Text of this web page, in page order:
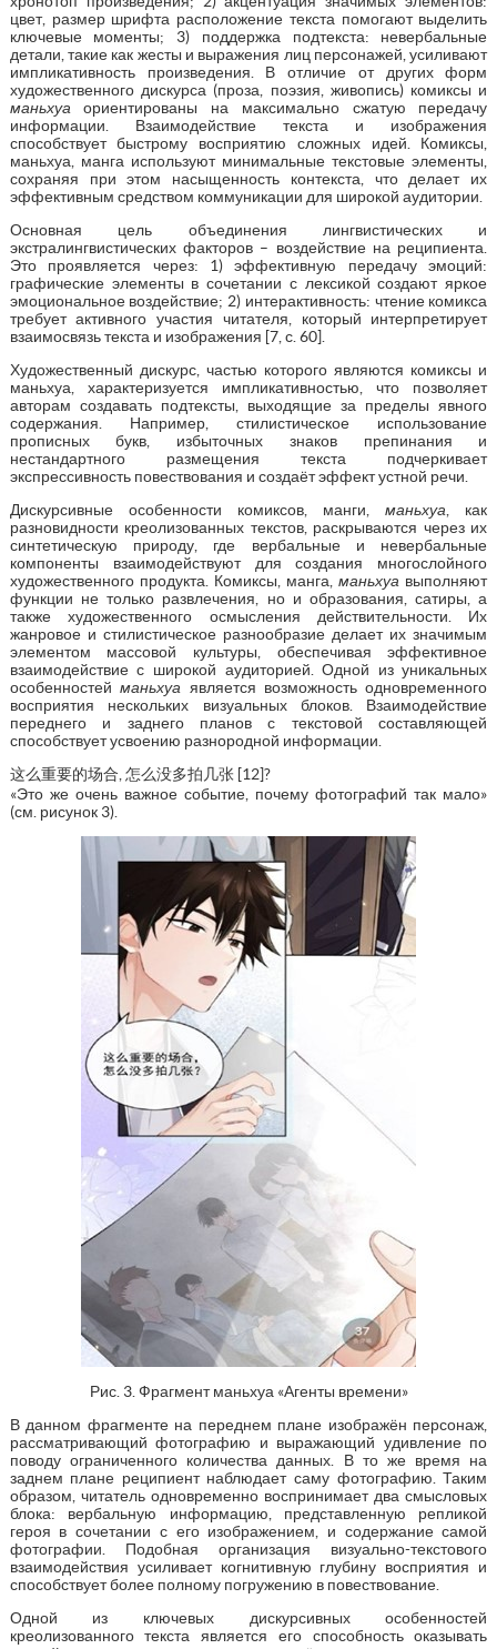
цвет, размер шрифта расположение текста помогают выделить
ключевые моменты; 3) поддержка подтекста: невербальные
детали, такие как жесты и выражения лиц персонажей, усиливают
импликативность произведения. В отличие от других форм
художественного дискурса (проза, поэзия, живопись) комиксы и
маньхуа ориентированы на максимально сжатую передачу
информации. Взаимодействие текста и изображения
способствует быстрому восприятию сложных идей. Комиксы,
маньхуа, манга используют минимальные текстовые элементы,
сохраняя при этом насыщенность контекста, что делает их
эффективным средством коммуникации для широкой аудитории.
Основная цель объединения лингвистических и
экстралингвистических факторов – воздействие на реципиента.
Это проявляется через: 1) эффективную передачу эмоций:
графические элементы в сочетании с лексикой создают яркое
эмоциональное воздействие; 2) интерактивность: чтение комикса
требует активного участия читателя, который интерпретирует
взаимосвязь текста и изображения [7, с. 60].
Художественный дискурс, частью которого являются комиксы и
маньхуа, характеризуется импликативностью, что позволяет
авторам создавать подтексты, выходящие за пределы явного
содержания. Например, стилистическое использование
прописных букв, избыточных знаков препинания и
нестандартного размещения текста подчеркивает
экспрессивность повествования и создаёт эффект устной речи.
Дискурсивные особенности комиксов, манги,маньхуа , как
разновидности креолизованных текстов, раскрываются через их
синтетическую природу, где вербальные и невербальные
компоненты взаимодействуют для создания многослойного
художественного продукта. Комиксы, манга,маньхуа выполняют
функции не только развлечения, но и образования, сатиры, а
также художественного осмысления действительности. Их
жанровое и стилистическое разнообразие делает их значимым
элементом массовой культуры, обеспечивая эффективное
взаимодействие с широкой аудиторией. Одной из уникальных
особенностейманьхуа является возможность одновременного
восприятия нескольких визуальных блоков. Взаимодействие
переднего и заднего планов с текстовой составляющей
способствует усвоению разнородной информации.
这么重要的场合, 怎么没多拍几张 [12]?
«Это же очень важное событие, почему фотографий так мало»
(см. рисунок 3).
Рис. 3. Фрагмент маньхуа «Агенты времени»
В данном фрагменте на переднем плане изображён персонаж,
рассматривающий фотографию и выражающий удивление по
поводу ограниченного количества данных. В то же время на
заднем плане реципиент наблюдает саму фотографию. Таким
образом, читатель одновременно воспринимает два смысловых
блока: вербальную информацию, представленную репликой
героя в сочетании с его изображением, и содержание самой
фотографии. Подобная организация визуально-текстового
взаимодействия усиливает когнитивную глубину восприятия и
способствует более полному погружению в повествование.
Одной из ключевых дискурсивных особенностей
креолизованного текста является его способность оказывать